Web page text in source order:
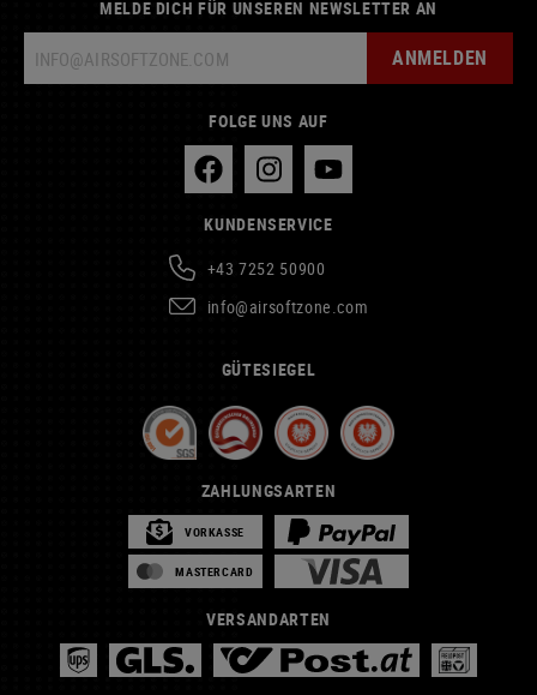
MELDE DICH FÜR UNSEREN NEWSLETTER AN
ANMELDEN
FOLGE UNS AUF
KUNDENSERVICE
+43 7252 50900
info@airsoftzone.com
GÜTESIEGEL
ZAHLUNGSARTEN
VORKASSE
MASTERCARD
VERSANDARTEN